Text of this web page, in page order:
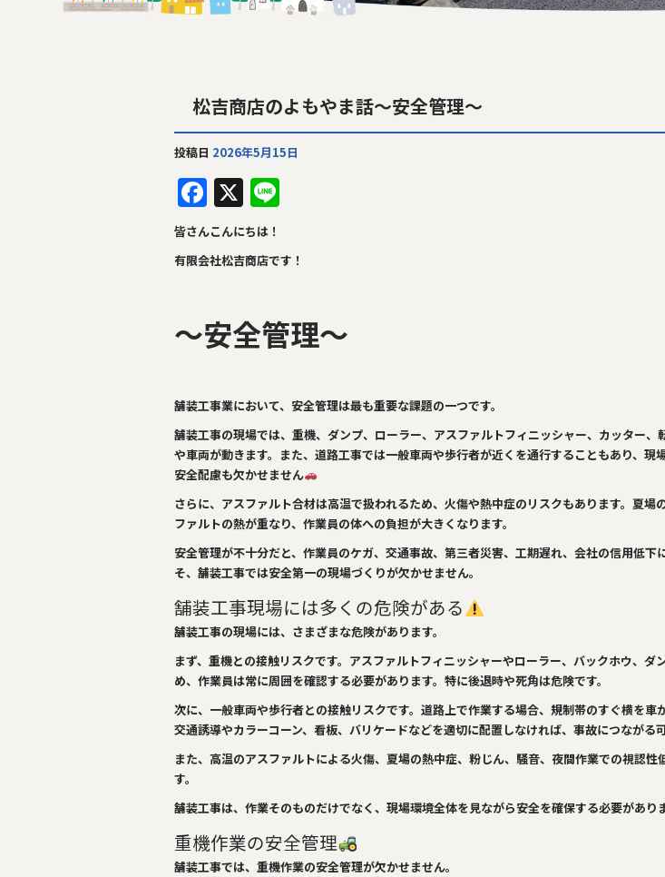
松吉商店のよもやま話～安全管理～
投稿日 2026年5月15日
F
a
c
e
o
k
X
e
皆さんこんにちは！
有限会社松吉商店です！
～安全管理～
舗装工事業において、安全管理は最も重要な課題の一つです。
舗装工事の現場では、重機、ダンプ、ローラー、アスファルトフィニッシャー、カッター、
や車両が動きます。また、道路工事では一般車両や歩行者が近くを通行することもあり、現
安全配慮も欠かせません
さらに、アスファルト合材は高温で扱われるため、火傷や熱中症のリスクもあります。夏場
ファルトの熱が重なり、作業員の体への負担が大きくなります。
安全管理が不十分だと、作業員のケガ、交通事故、第三者災害、工期遅れ、会社の信用低下
そ、舗装工事では安全第一の現場づくりが欠かせません。
舗装工事現場には多くの危険がある
舗装工事の現場には、さまざまな危険があります。
まず、重機との接触リスクです。アスファルトフィニッシャーやローラー、バックホウ、ダ
め、作業員は常に周囲を確認する必要があります。特に後退時や死角は危険です。
次に、一般車両や歩行者との接触リスクです。道路上で作業する場合、規制帯のすぐ横を車
交通誘導やカラーコーン、看板、バリケードなどを適切に配置しなければ、事故につながる
また、高温のアスファルトによる火傷、夏場の熱中症、粉じん、騒音、夜間作業での視認性
す。
舗装工事は、作業そのものだけでなく、現場環境全体を見ながら安全を確保する必要がありま
重機作業の安全管理
舗装工事では、重機作業の安全管理が欠かせません。